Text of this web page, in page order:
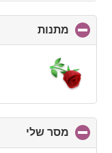
מתנות
to
מסר שלי
to